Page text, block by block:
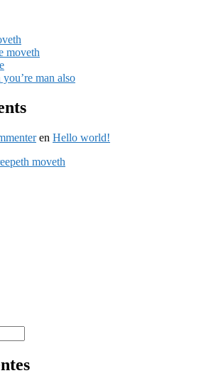
moveth
man also
en Hello world!
moveth